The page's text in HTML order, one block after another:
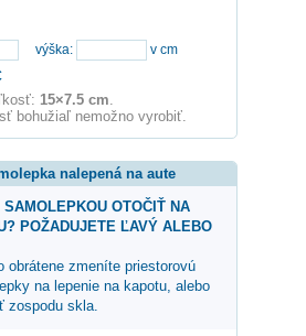
výška:
v cm
15×7.5 cm.
bohužiaľ nemožno vyrobiť.
nalepená na aute
SAMOLEPKOU OTOČIŤ NA
POŽADUJETE ĽAVÝ ALEBO
obrátene zmeníte priestorovú
na lepenie na kapotu, alebo
zospodu skla.